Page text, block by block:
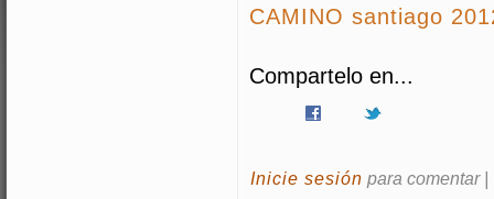
CAMINO santiago
Compartelo en...
Inicie sesión para comentar